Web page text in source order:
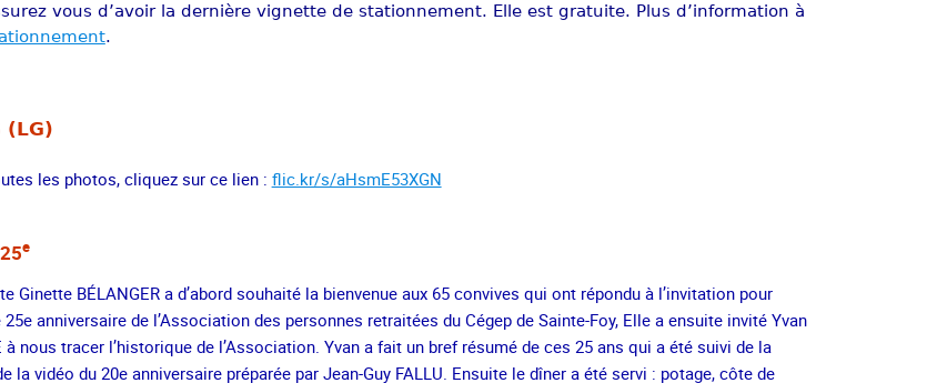
vous d’avoir la dernière vignette de stationnement. Elle est gratuite. Plus d’information à
.
(LG)
les photos, cliquez sur ce lien : flic.kr/s/aHsmE53XGN
e
Ginette BÉLANGER a d’abord souhaité la bienvenue aux 65 convives qui ont répondu à l’invitation pour
anniversaire de l’Association des personnes retraitées du Cégep de Sainte-Foy, Elle a ensuite invité Yvan
à nous tracer l’historique de l’Association. Yvan a fait un bref résumé de ces 25 ans qui a été suivi de la
la vidéo du 20e anniversaire préparée par Jean-Guy FALLU. Ensuite le dîner a été servi : potage, côte de